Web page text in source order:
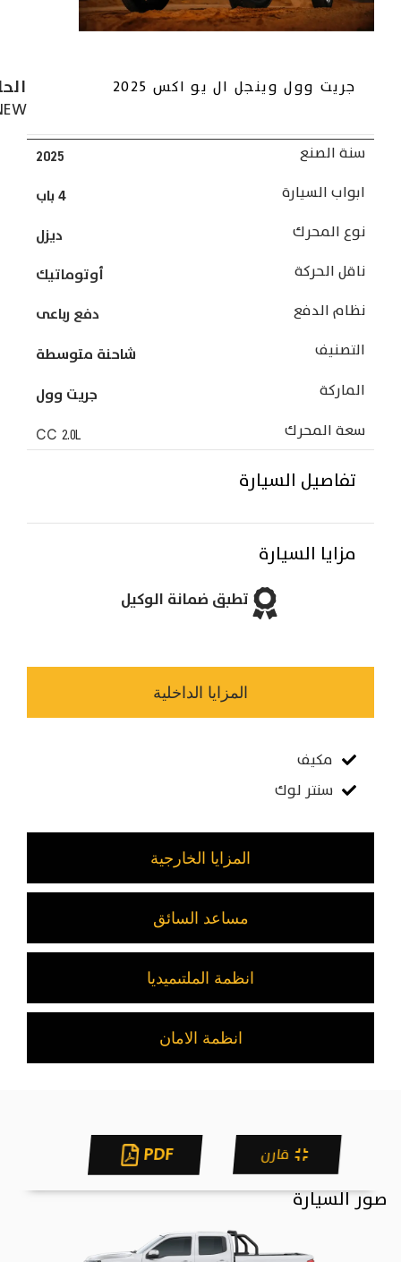
جريت وول وينجل ال يو اكس 2025
سنة الصنع 2025
ابواب السيارة
4 باب
نوع المحرك
ديزل
ناقل الحركة
أوتوماتيك
نظام الدفع
دفع رباعى
التصنيف
شاحنة متوسطة
الماركة
جريت وول
سعة المحرك
2.0L
تفاصيل السيارة
مزايا السيارة
تطبق ضمانة الوكيل
المزايا الداخلية
المزايا الخارجية
مساعد السائق
انظمة الملتىميديا
انظمة الامان
مكيف
سنتر لوك
صور السيارة
قارن PDF